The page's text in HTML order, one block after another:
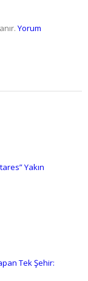
Yorum
Yakın
Tek Şehir: